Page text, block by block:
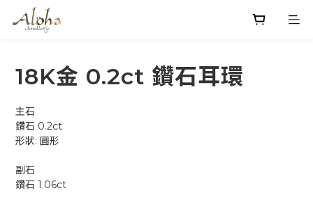
18K金 0.2ct 鑽石耳環
主石
鑽石 0.2ct
形狀: 圓形
副石
鑽石 1.06ct